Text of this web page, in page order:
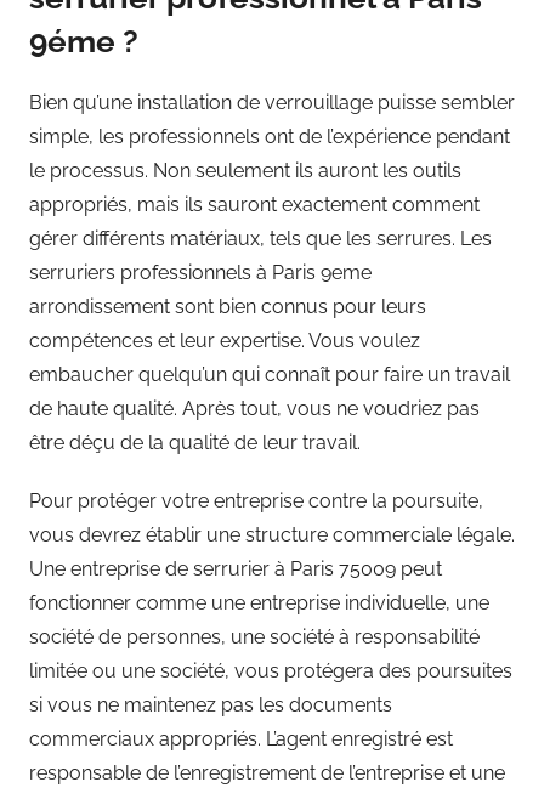
9éme ?
Bien qu’une installation de verrouillage puisse sembler
simple, les professionnels ont de l’expérience pendant
le processus. Non seulement ils auront les outils
appropriés, mais ils sauront exactement comment
gérer différents matériaux, tels que les serrures. Les
serruriers professionnels à Paris 9eme
arrondissement sont bien connus pour leurs
compétences et leur expertise. Vous voulez
embaucher quelqu’un qui connaît pour faire un travail
de haute qualité. Après tout, vous ne voudriez pas
être déçu de la qualité de leur travail.
Pour protéger votre entreprise contre la poursuite,
vous devrez établir une structure commerciale légale.
Une entreprise de serrurier à Paris 75009 peut
fonctionner comme une entreprise individuelle, une
société de personnes, une société à responsabilité
limitée ou une société, vous protégera des poursuites
si vous ne maintenez pas les documents
commerciaux appropriés. L’agent enregistré est
responsable de l’enregistrement de l’entreprise et une